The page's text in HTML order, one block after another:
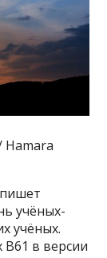
Hamara
учёных-
учёных.
B61 в версии